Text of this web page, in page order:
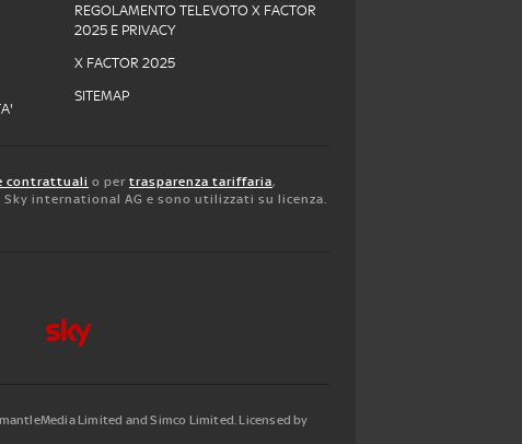
REGOLAMENTO TELEVOTO X FACTOR
2025 E PRIVACY
X FACTOR 2025
SITEMAP
contrattuali o per trasparenza tariffaria,
international AG e sono utilizzati su licenza.
Limited and Simco Limited. Licensed by